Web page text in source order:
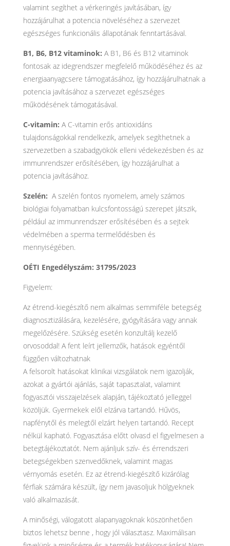
valamint segíthet a vérkeringés javításában, így
hozzájárulhat a potencia növeléséhez a szervezet
egészséges funkcionális állapotának fenntartásával.
B1, B6, B12 vitaminok: A B1, B6 és B12 vitaminok
fontosak az idegrendszer megfelelő működéséhez és az
energiaanyagcsere támogatásához, így hozzájárulhatnak a
potencia javításához a szervezet egészséges
működésének támogatásával.
C-vitamin: A C-vitamin erős antioxidáns
tulajdonságokkal rendelkezik, amelyek segíthetnek a
szervezetben a szabadgyökök elleni védekezésben és az
immunrendszer erősítésében, így hozzájárulhat a
potencia javításához.
Szelén: A szelén fontos nyomelem, amely számos
biológiai folyamatban kulcsfontosságú szerepet játszik,
például az immunrendszer erősítésében és a sejtek
védelmében a sperma termelődésben és
mennyiségében.
OÉTI Engedélyszám: 31795/2023
Figyelem:
Az étrend-kiegészítő nem alkalmas semmiféle betegség
diagnosztizálására, kezelésére, gyógyítására vagy annak
megelőzésére. Szükség esetén konzultálj kezelő
orvosoddal! A fent leírt jellemzők, hatások egyéntől
függően változhatnak
A felsorolt hatásokat klinikai vizsgálatok nem igazolják,
azokat a gyártói ajánlás, saját tapasztalat, valamint
fogyasztói visszajelzések alapján, tájékoztató jelleggel
közöljük. Gyermekek elől elzárva tartandó. Hűvös,
napfénytől és melegtől elzárt helyen tartandó. Recept
nélkül kapható. Fogyasztása előtt olvasd el figyelmesen a
betegtájékoztatót. Nem ajánljuk szív- és érrendszeri
betegségekben szenvedőknek, valamint magas
vérnyomás esetén. Ez az étrend-kiegészítő kizárólag
férfiak számára készült, így nem javasoljuk hölgyeknek
való alkalmazását.
A minőségi, válogatott alapanyagoknak köszönhetően
biztos lehetsz benne , hogy jól választasz. Maximálisan